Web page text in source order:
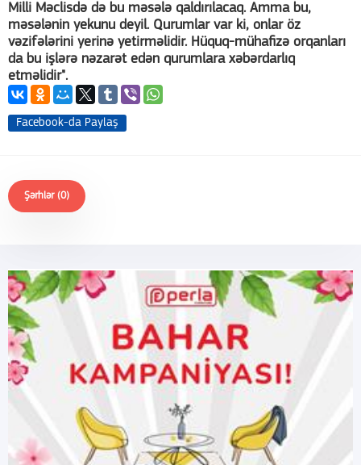
Milli Məclisdə də bu məsələ qaldırılacaq. Amma bu,
məsələnin yekunu deyil. Qurumlar var ki, onlar öz
vəzifələrini yerinə yetirməlidir. Hüquq-mühafizə orqanları
da bu işlərə nəzarət edən qurumlara xəbərdarlıq
etməlidir".
Facebook-da Paylaş
Şərhlər (0)